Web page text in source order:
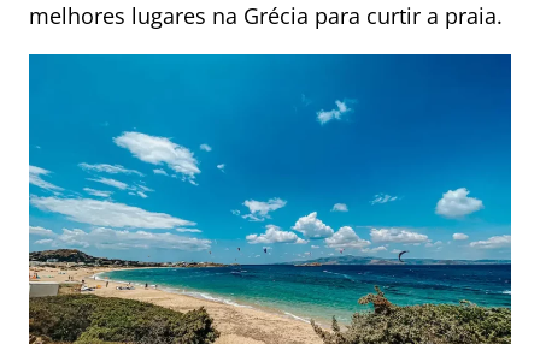
melhores lugares na Grécia para curtir a praia.